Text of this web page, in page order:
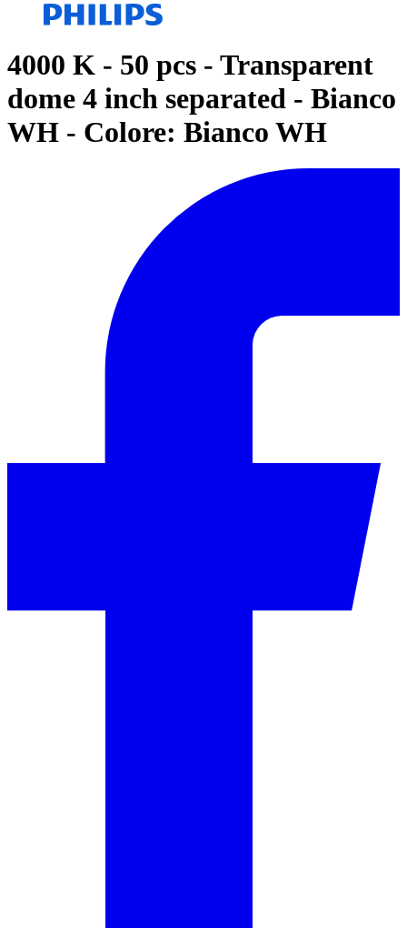
4000 K - 50 pcs - Transparent
dome 4 inch separated - Bianco
WH - Colore: Bianco WH